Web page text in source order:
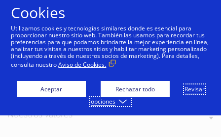
Nuestros valores
Cookies
Utilizamos cookies y tecnologías similares donde es esencial para
proporcionar nuestro sitio web. También las usamos para recordar tus
preferencias para que podamos brindarte la mejor experiencia en línea,
analizar tus visitas a nuestros sitios y habilitar marketing personalizado
(incluyendo a través de nuestros socios de marketing). Para detalles,
consulta nuestroAviso de Cookies.
Aceptar Rechazar todo
Revisar
opciones